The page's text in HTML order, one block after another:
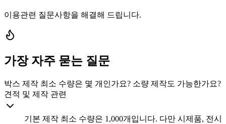
이용관련 질문사항을 해결해 드립니다.
가장 자주 묻는 질문
박스 제작 최소 수량은 몇 개인가요? 소량 제작도 가능한가요?
견적 및 제작 관련
기본 제작 최소 수량은 1,000개입니다. 다만 시제품, 전시